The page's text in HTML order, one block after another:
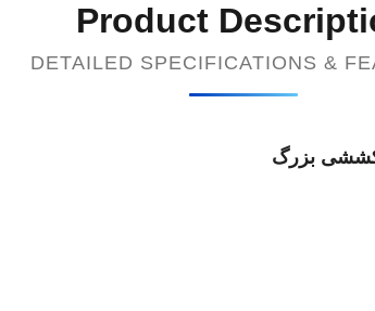
Product
DETAILED SPECIFICATIONS &